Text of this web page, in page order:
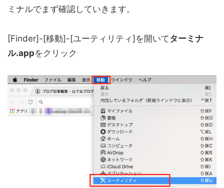
ミナルでまず確認していきます。
[Finder]-[移動]-[ユーティリティ]を開いてターミナ
ル.appをクリック